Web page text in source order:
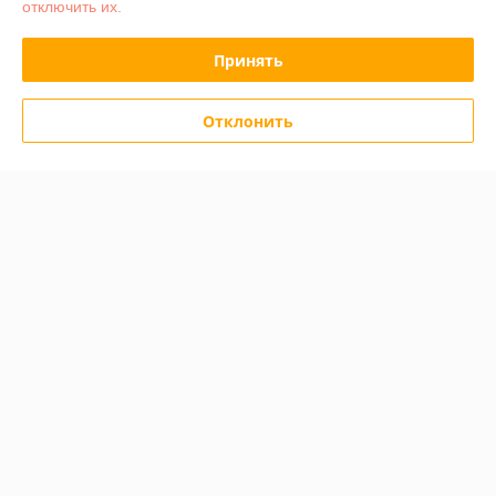
Полная версия сайта
Политика обработки cookies
отключить их.
Принять
Отклонить